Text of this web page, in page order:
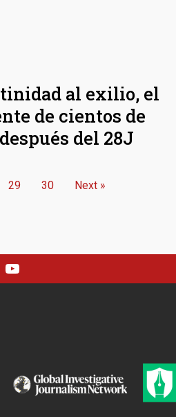
al exilio, el
de cientos de
del 28J
29 30 Next »